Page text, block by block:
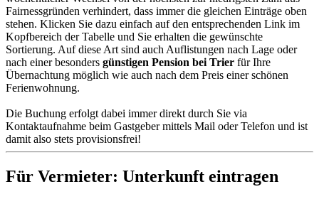
Fairnessgründen verhindert, dass immer die gleichen Einträge oben
stehen. Klicken Sie dazu einfach auf den entsprechenden Link im
Kopfbereich der Tabelle und Sie erhalten die gewünschte
Sortierung. Auf diese Art sind auch Auflistungen nach Lage oder
nach einer besonders günstigen Pension bei Trier für Ihre
Übernachtung möglich wie auch nach dem Preis einer schönen
Ferienwohnung.
Die Buchung erfolgt dabei immer direkt durch Sie via
Kontaktaufnahme beim Gastgeber mittels Mail oder Telefon und ist
damit also stets provisionsfrei!
Für Vermieter: Unterkunft eintragen